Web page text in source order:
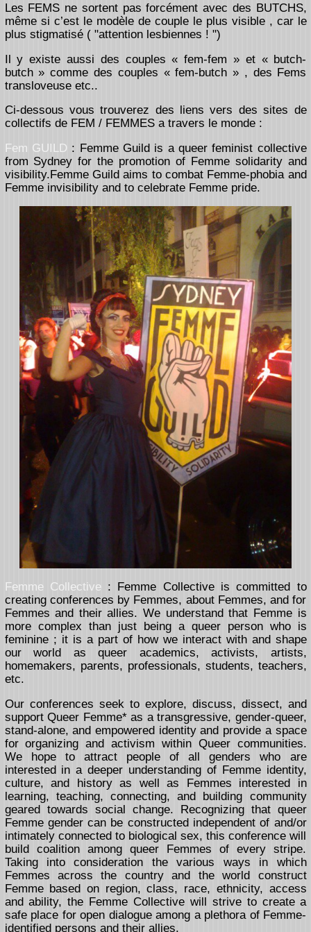
Les FEMS ne sortent pas forcément avec des BUTCHS,
même si c’est le modèle de couple le plus visible , car le
plus stigmatisé ( "attention lesbiennes ! ")
Il y existe aussi des couples « fem-fem » et « butch-
butch » comme des couples « fem-butch » , des Fems
transloveuse etc..
Ci-dessous vous trouverez des liens vers des sites de
collectifs de FEM / FEMMES a travers le monde :
Fem GUILD : Femme Guild is a queer feminist collective
from Sydney for the promotion of Femme solidarity and
visibility.Femme Guild aims to combat Femme-phobia and
Femme invisibility and to celebrate Femme pride.
Femme Collective : Femme Collective is committed to
creating conferences by Femmes, about Femmes, and for
Femmes and their allies. We understand that Femme is
more complex than just being a queer person who is
feminine ; it is a part of how we interact with and shape
our world as queer academics, activists, artists,
homemakers, parents, professionals, students, teachers,
etc.
Our conferences seek to explore, discuss, dissect, and
support Queer Femme* as a transgressive, gender-queer,
stand-alone, and empowered identity and provide a space
for organizing and activism within Queer communities.
We hope to attract people of all genders who are
interested in a deeper understanding of Femme identity,
culture, and history as well as Femmes interested in
learning, teaching, connecting, and building community
geared towards social change. Recognizing that queer
Femme gender can be constructed independent of and/or
intimately connected to biological sex, this conference will
build coalition among queer Femmes of every stripe.
Taking into consideration the various ways in which
Femmes across the country and the world construct
Femme based on region, class, race, ethnicity, access
and ability, the Femme Collective will strive to create a
safe place for open dialogue among a plethora of Femme-
identified persons and their allies.